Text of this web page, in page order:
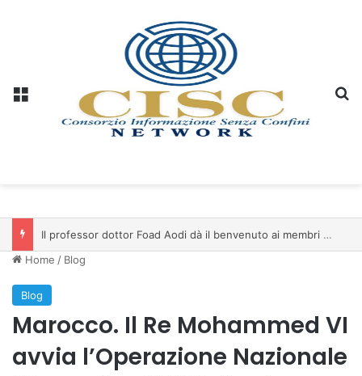
Il professor dottor Foad Aodi dà il benvenuto ai membri del Comitato per le Scienze delle Piramidi e le Scienze Archeologiche…
Home / Blog
Blog
Marocco. Il Re Mohammed VI
avvia l’Operazione Nazionale